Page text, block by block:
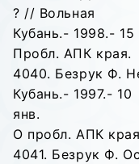
? // Вольная
Кубань.- 1998.- 15
Пробл. АПК края.
4040. Безрук Ф.
Кубань.- 1997.- 10
янв.
О пробл. АПК
4041. Безрук Ф.